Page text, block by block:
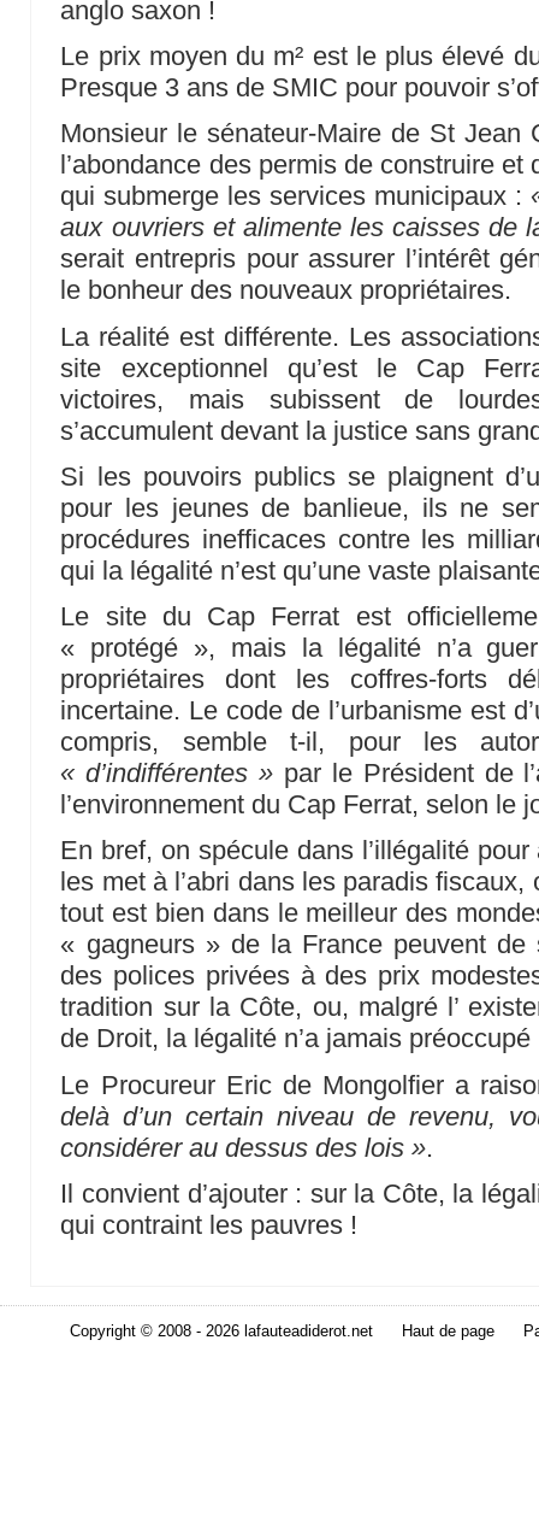
anglo saxon !
Le prix moyen du m² est le plus élevé
Presque 3 ans de SMIC pour pouvoir
Monsieur le sénateur-Maire de St Jean
l’abondance des permis de construire
qui submerge les services municipaux :
aux ouvriers et alimente les caisses de
serait entrepris pour assurer l’intérêt
le bonheur des nouveaux propriétaires.
La réalité est différente. Les
site exceptionnel qu’est le Cap
victoires, mais subissent de
s’accumulent devant la justice sans
Si les pouvoirs publics se plaignent
pour les jeunes de banlieue, ils ne
procédures inefficaces contre les
qui la légalité n’est qu’une vaste
Le site du Cap Ferrat est
« protégé », mais la légalité n’a
propriétaires dont les coffres-forts
incertaine. Le code de l’urbanisme est
compris, semble t-il, pour les
« d’indifférentes » par le Président de
l’environnement du Cap Ferrat, selon le
En bref, on spécule dans l’illégalité
les met à l’abri dans les paradis
tout est bien dans le meilleur des
« gagneurs » de la France peuvent de
des polices privées à des prix
tradition sur la Côte, ou, malgré l’
de Droit, la légalité n’a jamais
Le Procureur Eric de Mongolfier a
delà d’un certain niveau de revenu,
considérer au dessus des lois ».
Il convient d’ajouter : sur la Côte, la
qui contraint les pauvres !
Copyright © 2008 - 2026 lafauteadiderot.net Haut de page